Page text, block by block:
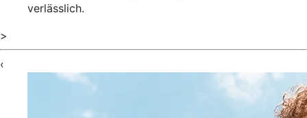
verlässlich.
>
‹